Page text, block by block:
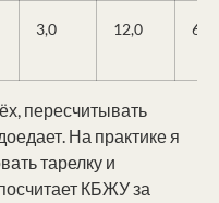
3,0 12,0
пересчитывать
На практике я
тарелку и
КБЖУ за